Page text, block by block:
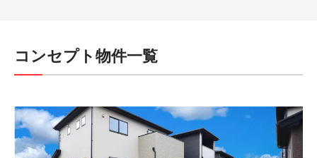
コンセプト物件一覧